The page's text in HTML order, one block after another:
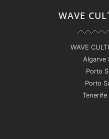
WAVE
WAVE
Algarve
Porto
Porto